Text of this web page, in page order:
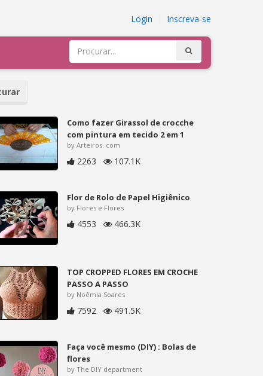
Login Inscreva-se
Como fazer Girassol de crocche
com pintura em tecido 2 em 1
by Arteiros. com
2263 107.1K
Flor de Rolo de Papel Higiênico
by Flores e Flores
4553 466.3K
TOP CROPPED FLORES EM CROCHE
PASSO A PASSO
by Noêmia Soares
7592 491.5K
Faça você mesmo (DIY) : Bolas de
flores
by The DIY department